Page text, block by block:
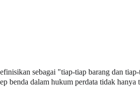
sebagai "tiap-tiap barang dan
dalam hukum perdata tidak hanya